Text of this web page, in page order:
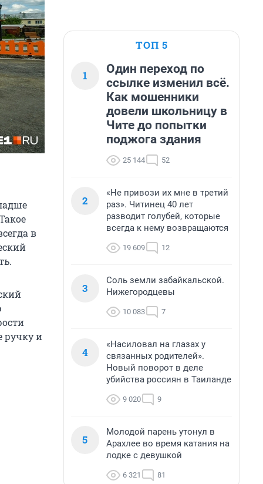
в
ручку и
ТОП 5
1
Один переход по
ссылке изменил всё.
Как мошенники
довели школьницу в
Чите до попытки
поджога здания
25 144 52
2
«Не привози их мне в третий
раз». Читинец 40 лет
разводит голубей, которые
всегда к нему возвращаются
19 609 12
3
Соль земли забайкальской.
Нижегородцевы
10 083 7
4
«Насиловал на глазах у
связанных родителей».
Новый поворот в деле
убийства россиян в Таиланде
9 020 9
5
Молодой парень утонул в
Арахлее во время катания на
лодке с девушкой
6 321 81